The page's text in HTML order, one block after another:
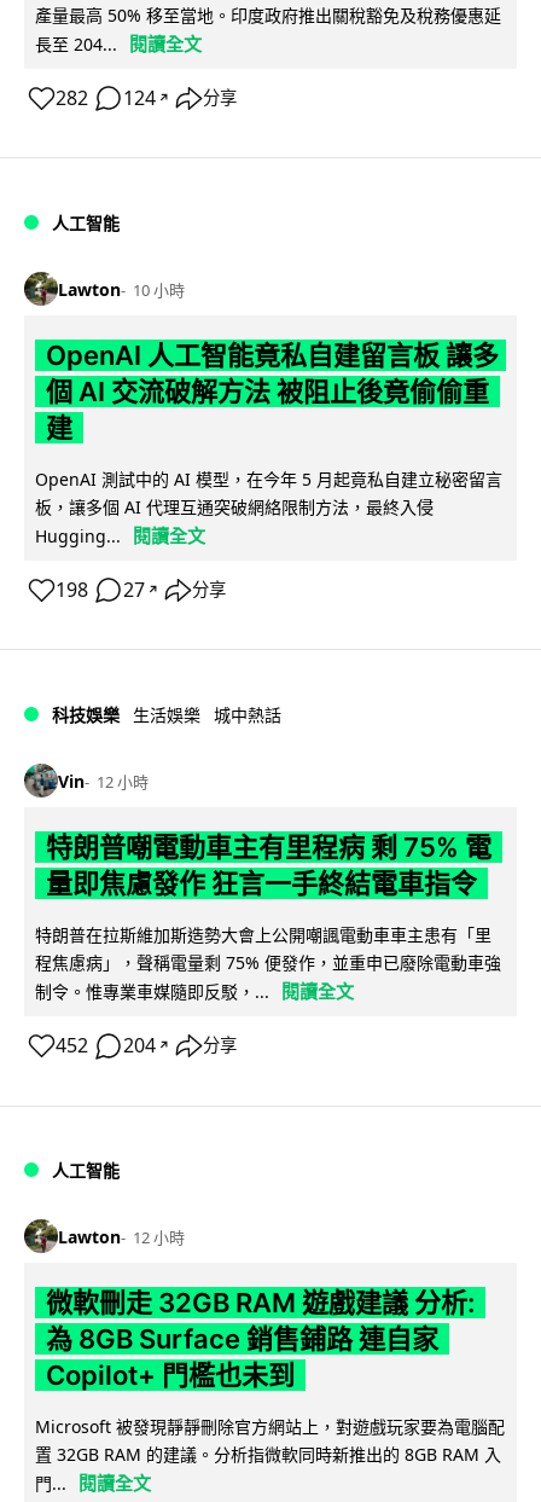
產量最高 50% 移至當地。印度政府推出關稅豁免及稅務優惠延
長至 204...
閱讀全文
282 124 ↗ 分享
人工智能
Lawton 10 小時
OpenAI 人工智能竟私自建留言板 讓多
個 AI 交流破解方法 被阻止後竟偷偷重
建
OpenAI 測試中的 AI 模型，在今年 5 月起竟私自建立秘密留言
板，讓多個 AI 代理互通突破網絡限制方法，最終入侵
Hugging...
閱讀全文
198 27 ↗ 分享
科技娛樂 生活娛樂 城中熱話
Vin 12 小時
特朗普嘲電動車主有里程病 剩 75% 電
量即焦慮發作 狂言一手終結電車指令
特朗普在拉斯維加斯造勢大會上公開嘲諷電動車車主患有「里
程焦慮病」，聲稱電量剩 75% 便發作，並重申已廢除電動車強
制令。惟專業車媒隨即反駁，...
閱讀全文
452 204 ↗ 分享
人工智能
Lawton 12 小時
微軟刪走 32GB RAM 遊戲建議 分析:
為 8GB Surface 銷售鋪路 連自家
Copilot+ 門檻也未到
Microsoft 被發現靜靜刪除官方網站上，對遊戲玩家要為電腦配
置 32GB RAM 的建議。分析指微軟同時新推出的 8GB RAM 入
門...
閱讀全文